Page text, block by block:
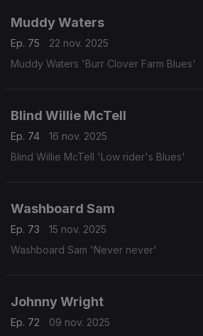
Muddy Waters
Ep. 75
22 nov. 2025
Muddy Waters 'Burr Clover Farm Blues'
Blind Willie McTell
Ep. 74
16 nov. 2025
Blind Willie McTell 'Low rider's Blues'
Washboard Sam
Ep. 73
15 nov. 2025
Washboard Sam 'Never never'
Johnny Wright
Ep. 72
09 nov. 2025